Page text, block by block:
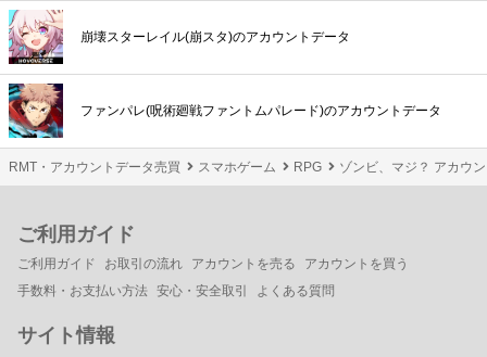
崩壊スターレイル(崩スタ)のアカウントデータ
ファンパレ(呪術廻戦ファントムパレード)のアカウントデータ
RMT・アカウントデータ売買 スマホゲーム RPG ゾンビ、マジ？ アカウ
ご利用ガイド
ご利用ガイド お取引の流れ アカウントを売る
アカウントを買う
手数料・お支払い方法 安心・安全取引 よくある質問
サイト情報